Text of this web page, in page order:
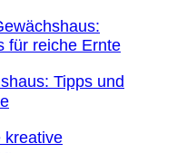
Tipps und